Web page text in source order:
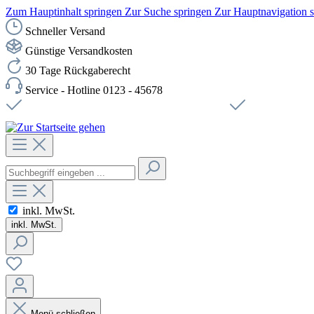
Zum Hauptinhalt springen Zur Suche springen Zur Hauptnavigation
Schneller Versand
Günstige Versandkosten
30 Tage Rückgaberecht
Service - Hotline 0123 - 45678
inkl. MwSt.
inkl. MwSt.